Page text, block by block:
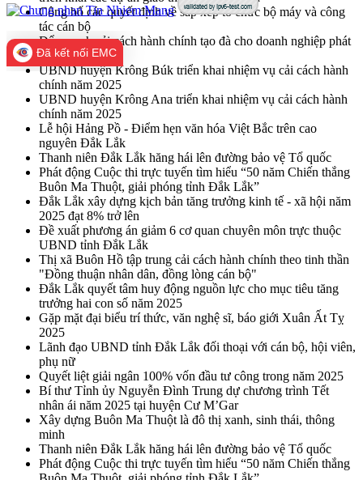
Công bố các quyết định về sắp xếp tổ chức bộ máy và công
tác cán bộ
Đẩy mạnh cải cách hành chính tạo đà cho doanh nghiệp phát
triển
UBND huyện Krông Búk triển khai nhiệm vụ cải cách hành
chính năm 2025
UBND huyện Krông Ana triển khai nhiệm vụ cải cách hành
chính năm 2025
Lễ hội Hảng Pồ - Điểm hẹn văn hóa Việt Bắc trên cao
nguyên Đắk Lắk
Thanh niên Đắk Lắk hăng hái lên đường bảo vệ Tổ quốc
Phát động Cuộc thi trực tuyến tìm hiểu “50 năm Chiến thắng
Buôn Ma Thuột, giải phóng tỉnh Đắk Lắk”
Đắk Lắk xây dựng kịch bản tăng trưởng kinh tế - xã hội năm
2025 đạt 8% trở lên
Đề xuất phương án giảm 6 cơ quan chuyên môn trực thuộc
UBND tỉnh Đắk Lắk
Thị xã Buôn Hồ tập trung cải cách hành chính theo tinh thần
"Đồng thuận nhân dân, đồng lòng cán bộ"
Đắk Lắk quyết tâm huy động nguồn lực cho mục tiêu tăng
trưởng hai con số năm 2025
Gặp mặt đại biểu trí thức, văn nghệ sĩ, báo giới Xuân Ất Tỵ
2025
Lãnh đạo UBND tỉnh Đắk Lắk đối thoại với cán bộ, hội viên,
phụ nữ
Quyết liệt giải ngân 100% vốn đầu tư công trong năm 2025
Bí thư Tỉnh ủy Nguyễn Đình Trung dự chương trình Tết
nhân ái năm 2025 tại huyện Cư M’Gar
Xây dựng Buôn Ma Thuột là đô thị xanh, sinh thái, thông
minh
Thanh niên Đắk Lắk hăng hái lên đường bảo vệ Tổ quốc
Phát động Cuộc thi trực tuyến tìm hiểu “50 năm Chiến thắng
Đã kết nối EMC